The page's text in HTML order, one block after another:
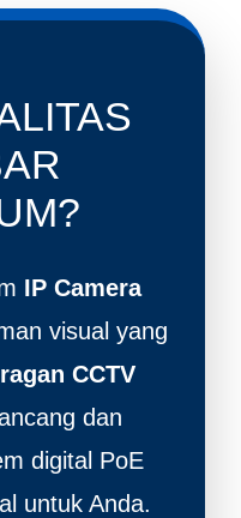
IP Camera
visual yang
CCTV
dan
digital PoE
untuk Anda.